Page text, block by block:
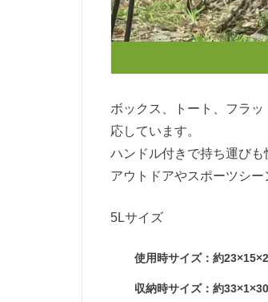
ボックス、トート、フラ
応しています。
ハンドル付きで持ち運びも
アウトドアやスポーツシ
5Lサイズ
使用時サイズ：約
収納時サイズ：約